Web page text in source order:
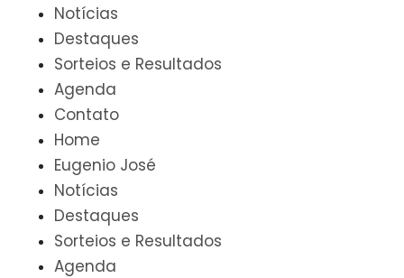
Notícias
Destaques
Sorteios e Resultados
Agenda
Contato
Home
Eugenio José
Notícias
Destaques
Sorteios e Resultados
Agenda